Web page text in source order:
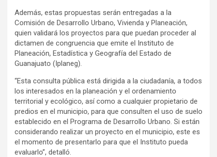
Además, estas propuestas serán entregadas a la
Comisión de Desarrollo Urbano, Vivienda y Planeación,
quien validará los proyectos para que puedan proceder al
dictamen de congruencia que emite el Instituto de
Planeación, Estadística y Geografía del Estado de
Guanajuato (Iplaneg).
“Esta consulta pública está dirigida a la ciudadanía, a todos
los interesados en la planeación y el ordenamiento
territorial y ecológico, así como a cualquier propietario de
predios en el municipio, para que consulten el uso de suelo
establecido en el Programa de Desarrollo Urbano. Si están
considerando realizar un proyecto en el municipio, este es
el momento de presentarlo para que el Instituto pueda
evaluarlo”, detalló.